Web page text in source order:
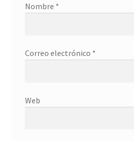
Nombre *
Correo electrónico *
Web